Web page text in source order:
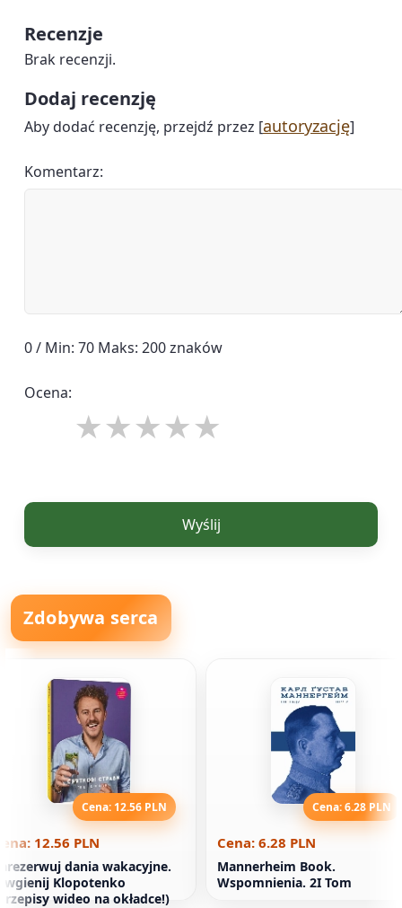
Recenzje
Brak recenzji.
Dodaj recenzję
Aby dodać recenzję, przejdź przez [autoryzację]
Komentarz:
0 / Min: 70 Maks: 200 znaków
Ocena:
Wyślij
Zdobywa serca
Cena: 12.56 PLN
12.56 PLN
dania wakacyjne.
Klopotenko
wideo na okładce!)
Cena: 6.28 PLN
Cena: 6.28 PLN
Mannerheim Book.
Wspomnienia. 2І Tom